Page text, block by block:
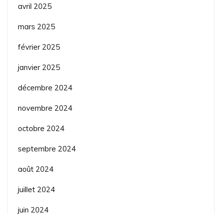
avril 2025
mars 2025
février 2025
janvier 2025
décembre 2024
novembre 2024
octobre 2024
septembre 2024
août 2024
juillet 2024
juin 2024